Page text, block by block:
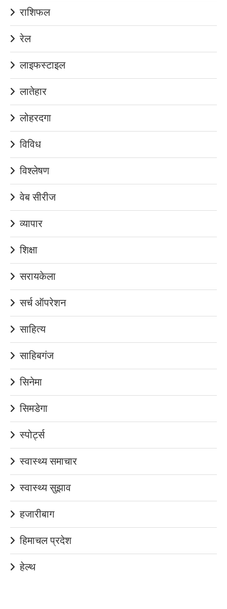
राशिफल
रेल
लाइफस्टाइल
लातेहार
लोहरदगा
विविध
विश्लेषण
वेब सीरीज
व्यापार
शिक्षा
सरायकेला
सर्च ऑपरेशन
साहित्य
साहिबगंज
सिनेमा
सिमडेगा
स्पोर्ट्स
स्वास्थ्य समाचार
स्वास्थ्य सुझाव
हजारीबाग
हिमाचल प्रदेश
हेल्थ